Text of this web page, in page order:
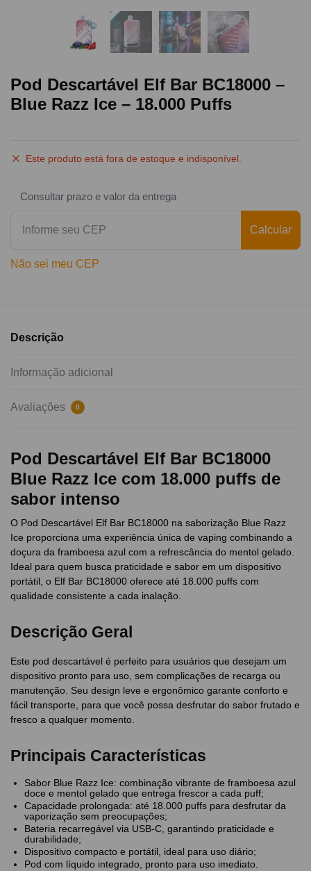
Pod Descartável Elf Bar BC18000 –
Blue Razz Ice – 18.000 Puffs
Este produto está fora de estoque e indisponível.
Consultar prazo e valor da entrega
Calcular
Não sei meu CEP
Descrição
Informação adicional
Avaliações 0
Pod Descartável Elf Bar BC18000
Blue Razz Ice com 18.000 puffs de
sabor intenso
O Pod Descartável Elf Bar BC18000 na saborização Blue Razz
Ice proporciona uma experiência única de vaping combinando a
doçura da framboesa azul com a refrescância do mentol gelado.
Ideal para quem busca praticidade e sabor em um dispositivo
portátil, o Elf Bar BC18000 oferece até 18.000 puffs com
qualidade consistente a cada inalação.
Descrição Geral
Este pod descartável é perfeito para usuários que desejam um
dispositivo pronto para uso, sem complicações de recarga ou
manutenção. Seu design leve e ergonômico garante conforto e
fácil transporte, para que você possa desfrutar do sabor frutado e
fresco a qualquer momento.
Principais Características
Sabor Blue Razz Ice: combinação vibrante de framboesa azul
doce e mentol gelado que entrega frescor a cada puff;
Capacidade prolongada: até 18.000 puffs para desfrutar da
vaporização sem preocupações;
Bateria recarregável via USB-C, garantindo praticidade e
durabilidade;
Dispositivo compacto e portátil, ideal para uso diário;
Pod com líquido integrado, pronto para uso imediato.